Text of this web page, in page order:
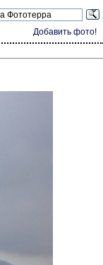
Добавить фото!